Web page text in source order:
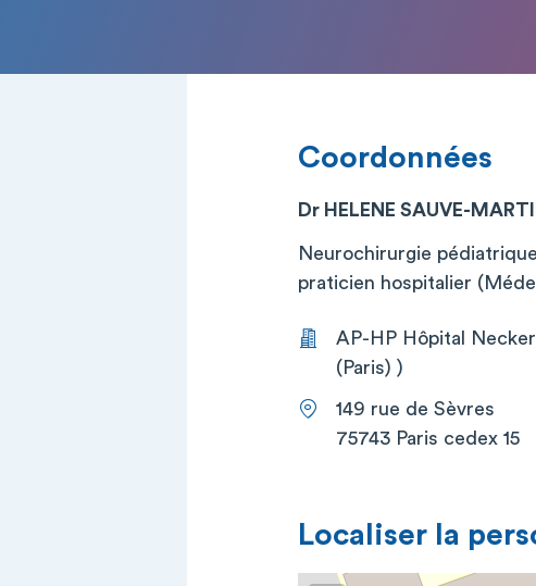
Coordonnées
Dr HELENE SAUVE-
Neurochirurgie pédiatrique
praticien hospitalier
AP-HP Hôpital
(Paris) )
149 rue de Sèvres
75743 Paris cedex 15
Localiser la